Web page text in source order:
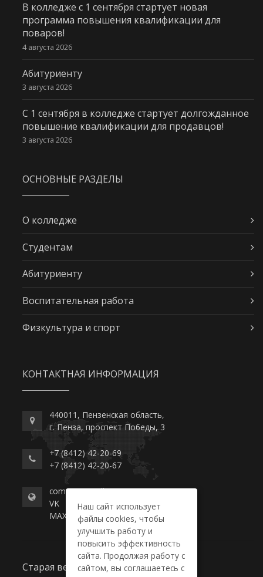
В колледже с 1 сентября стартует новая
программа повышения квалификации для
поваров!
4 августа 2026
Абитуриенту
3 августа 2026
С 1 сентября в колледже стартует долгожданное
повышение квалификации для продавцов!
3 августа 2026
ОСНОВНЫЕ РАЗДЕЛЫ
О колледже
Студентам
Абитуриенту
Воспитательная работа
Физкультура и спорт
КОНТАКТНАЯ ИНФОРМАЦИЯ
440011, Пензенская область,
г. Пенза, проспект Победы, 3
+7 (8412) 42-20-69
+7 (8412) 42-20-67
commerce-college.ru
VK
MAX
Старая версия сайта
Наш сайт использует
файлы cookies, чтобы
улучшить работу и
повысить эффективность
сайта. Продолжая работу с
сайтом, вы соглашаетесь с